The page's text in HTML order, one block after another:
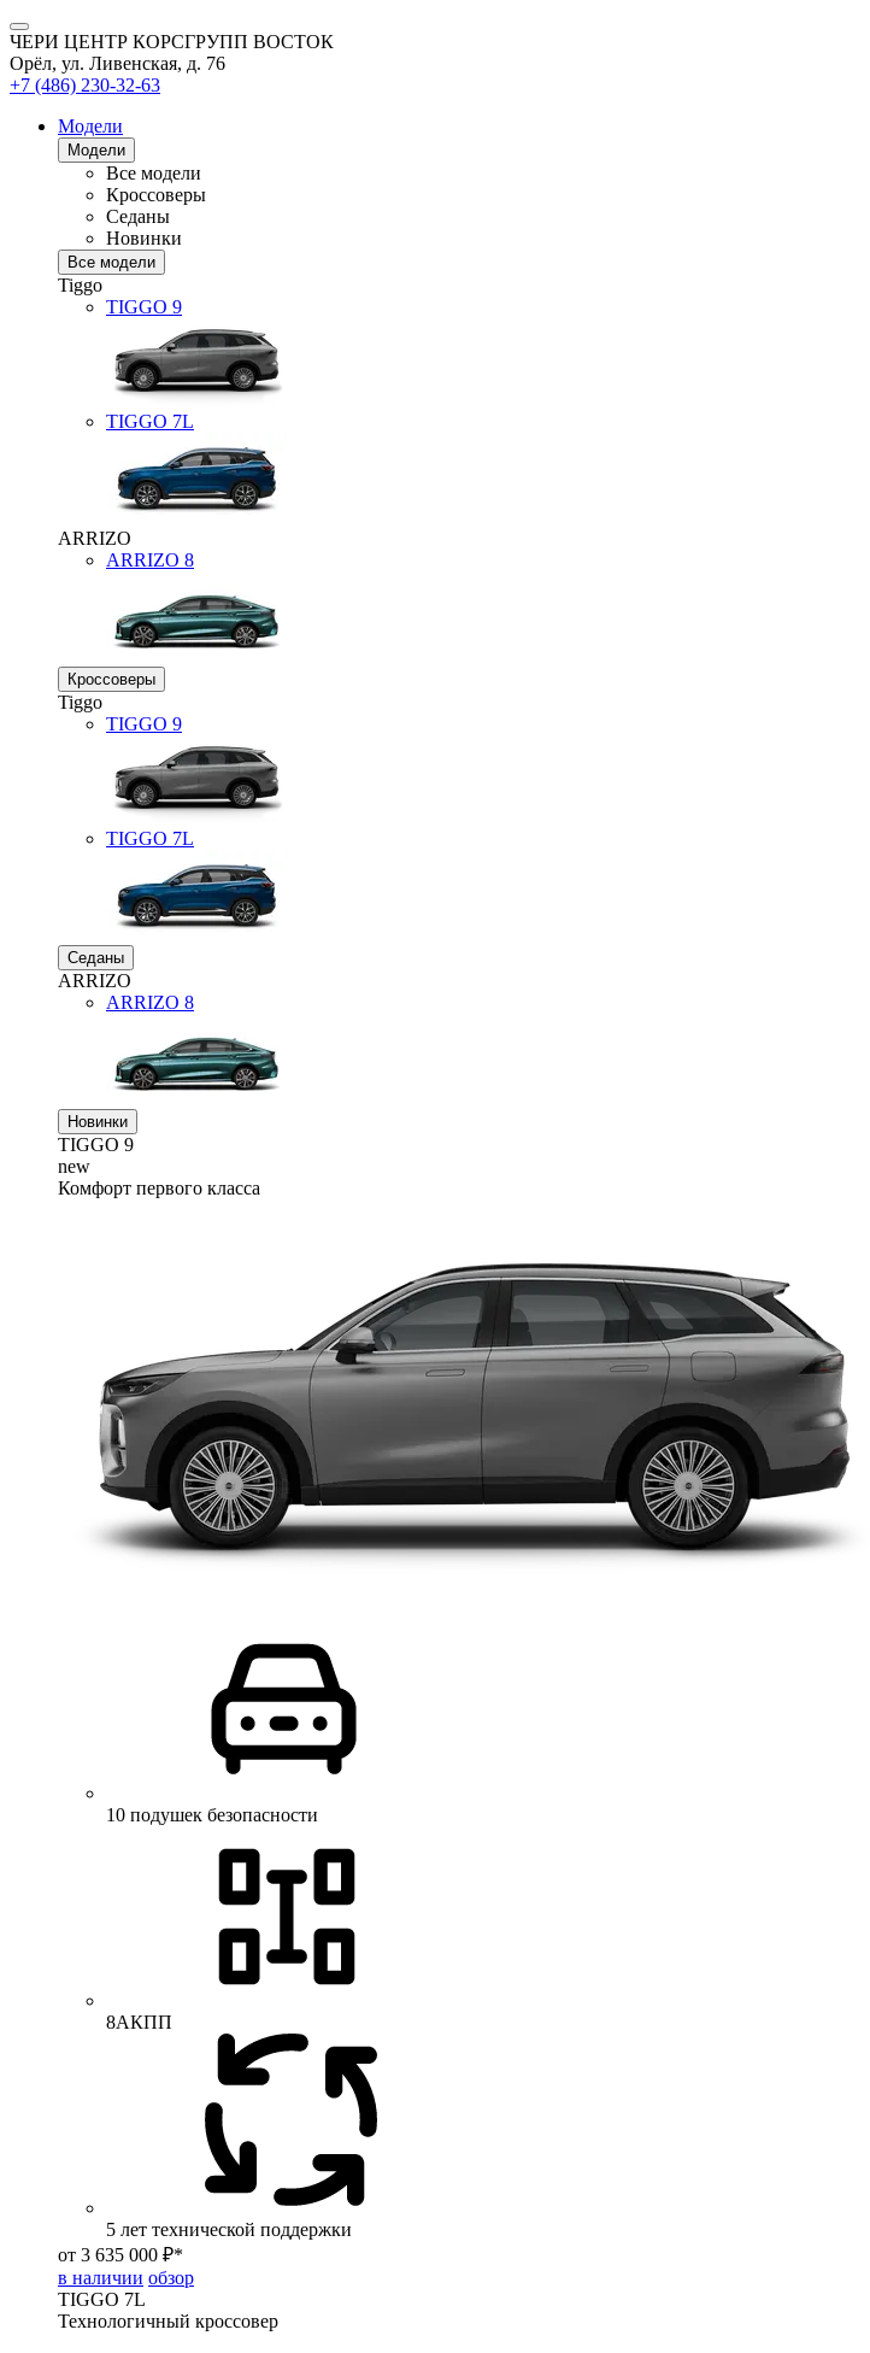
ЧЕРИ ЦЕНТР КОРСГРУПП ВОСТОК
Орёл, ул. Ливенская, д. 76
+7 (486) 230-32-63
Модели
Модели
Все модели
Кроссоверы
Седаны
Новинки
Все модели
Tiggo
TIGGO 9
TIGGO 7L
ARRIZO
ARRIZO 8
Кроссоверы
Tiggo
TIGGO 9
TIGGO 7L
Седаны
ARRIZO
ARRIZO 8
Новинки
TIGGO 9
new
Комфорт первого класса
10 подушек безопасности
8АКПП
5 лет технической поддержки
от 3 635 000 ₽*
в наличии обзор
TIGGO 7L
Технологичный кроссовер